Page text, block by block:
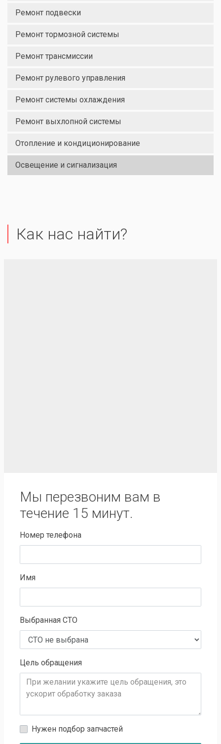
Ремонт подвески
Ремонт тормозной системы
Ремонт трансмиссии
Ремонт рулевого управления
Ремонт системы охлаждения
Ремонт выхлопной системы
Отопление и кондиционирование
Освещение и сигнализация
Как нас найти?
Мы перезвоним вам в
течение 15 минут.
Номер телефона
Имя
Выбранная СТО
Цель обращения
Нужен подбор запчастей